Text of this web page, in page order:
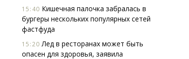
15:40 Кишечная палочка забралась в
бургеры нескольких популярных сетей
фастфуда
15:20 Лед в ресторанах может быть
опасен для здоровья, заявила